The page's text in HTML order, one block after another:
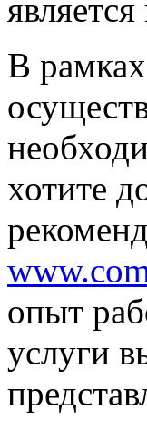
В
хотите
опыт
услуги